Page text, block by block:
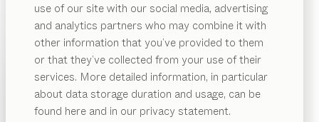
use of our site with our social media, advertising
and analytics partners who may combine it with
other information that you’ve provided to them
or that they’ve collected from your use of their
services. More detailed information, in particular
about data storage duration and usage, can be
found here and in our privacy statement.
Vorgeschlagene
Kategorien
PRODUKTE
INSPIRATION
ÜBER UNS
Als Bürodrehstuhl transferiert lui léger das smarte
Design der lui Stuhlfamilie in Ihr Homeoffice und
verbindet Wohnbereiche. Komfortable Armlehnen
unterstützen entspanntes Sitzen und passen bequem
unter den Tisch.
KONFIGURIEREN